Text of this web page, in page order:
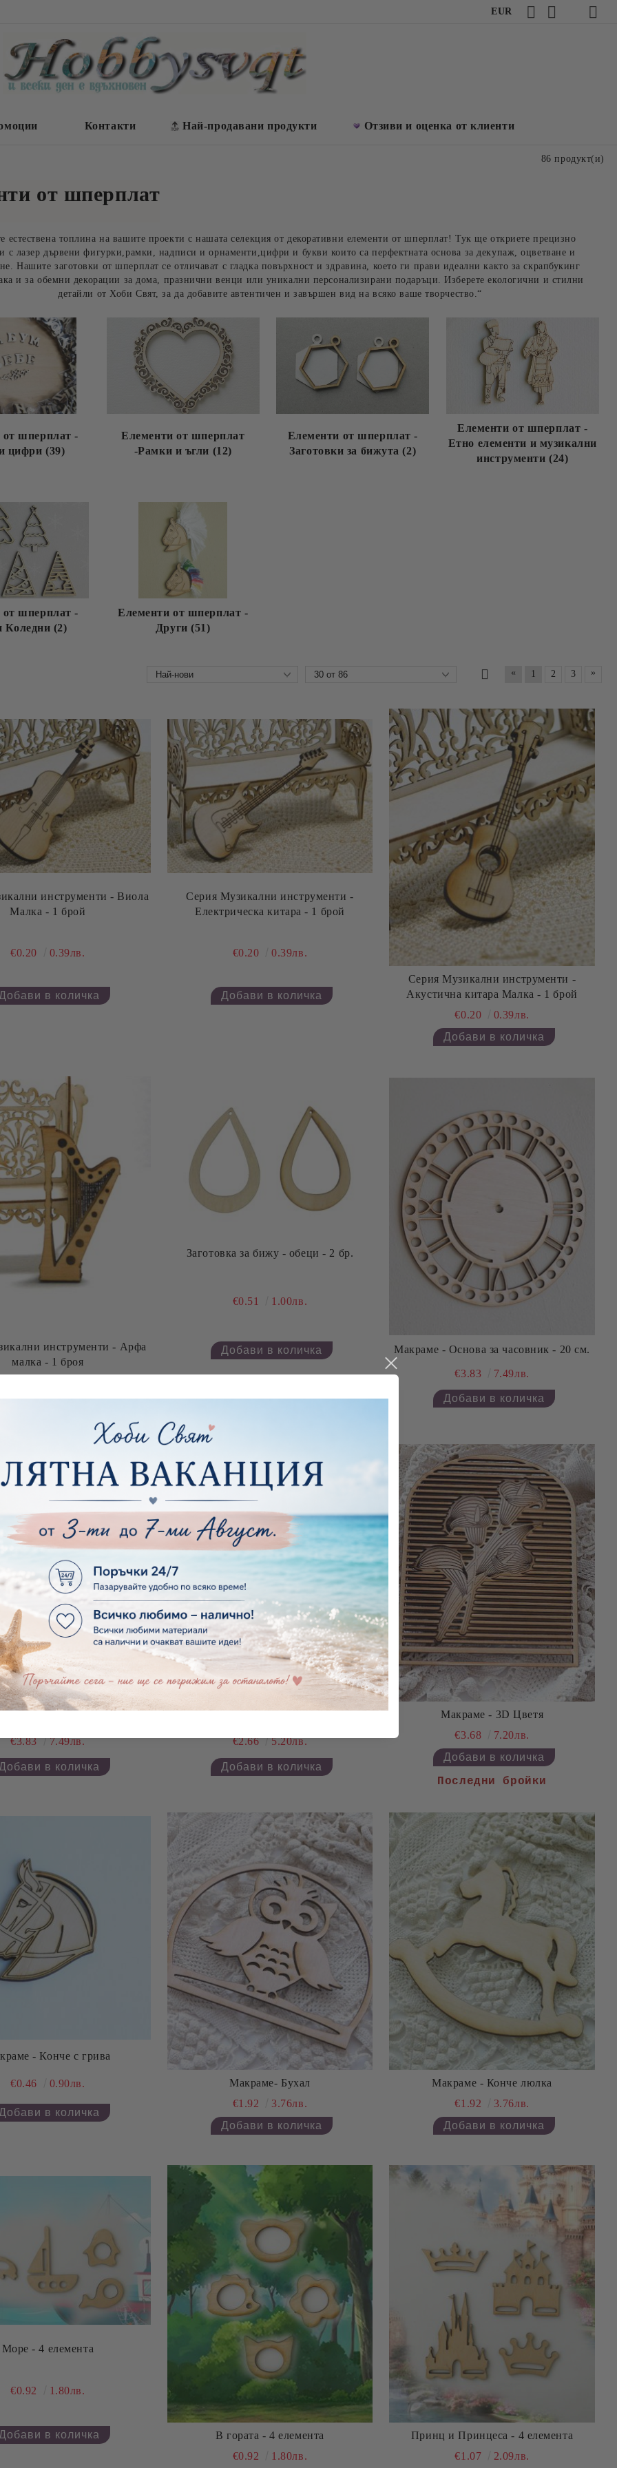
EUR
Контакти Най-продавани продукти Отзиви и оценка от клиенти
от шперплат
естествена топлина на вашите проекти с нашата селекция от декоративни елементи от шперплат! Тук ще откриете прецизно
с лазер дървени фигурки,рамки, надписи и орнаменти,цифри и букви които са перфектната основа за декупаж, оцветване и
Нашите заготовки от шперплат се отличават с гладка повърхност и здравина, което ги прави идеални както за скрапбукинг
и за обемни декорации за дома, празнични венци или уникални персонализирани подаръци. Изберете екологични и стилни
детайли от Хоби Свят, за да добавите автентичен и завършен вид на всяко ваше творчество.“
от шперплат -
цифри (39)
Елементи от шперплат
-Рамки и ъгли (12)
Елементи от шперплат -
Заготовки за бижута (2)
Елементи от шперплат -
Етно елементи и музикални
инструменти (24)
от шперплат -
Коледни (2)
Елементи от шперплат -
Други (51)
86 продукт(и)
« 1 2 3 »
инструменти - Виола
Малка - 1 брой
€0.20 0.39лв.
Серия Музикални инструменти -
Електрическа китара - 1 брой
€0.20 0.39лв.
Серия Музикални инструменти -
Акустична китара Малка - 1 брой
€0.20
0.39лв.
инструменти - Арфа
малка - 1 броя
Заготовка за бижу - обеци - 2 бр.
€0.51 1.00лв.
Макраме - Основа за часовник - 20 см.
€3.83 7.49лв.
€3.83 7.49лв. €2.66 5.20лв.
Макраме - 3D Цветя
€3.68
7.20лв.
Последни бройки
- Конче с грива
€0.46 0.90лв.
Макраме- Бухал
€1.92
3.76лв.
Макраме - Конче люлка
€1.92
3.76лв.
Море - 4 елемента
€0.92 1.80лв.
В гората - 4 елемента
€0.92
1.80лв.
Принц и Принцеса - 4 елемента
€1.07
2.09лв.